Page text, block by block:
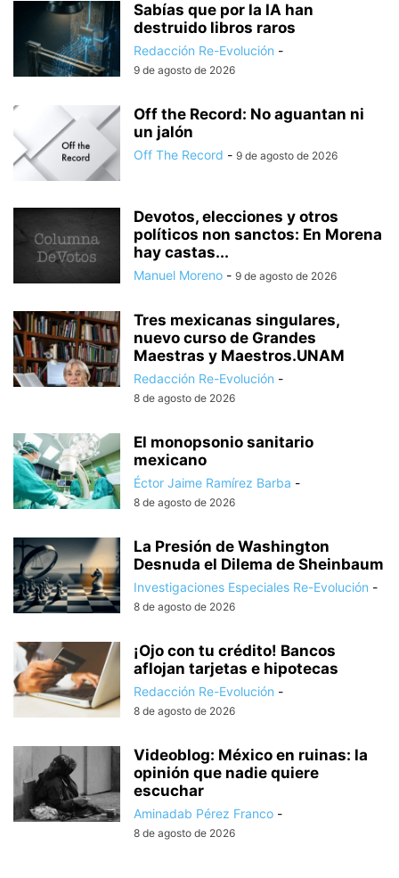
Sabías que por la IA han
destruido libros raros
Redacción Re-Evolución -
9 de agosto de 2026
Off the Record: No aguantan ni
un jalón
Off The Record - 9 de agosto de 2026
Devotos, elecciones y otros
políticos non sanctos: En Morena
hay castas...
Manuel Moreno - 9 de agosto de 2026
Tres mexicanas singulares,
nuevo curso de Grandes
Maestras y Maestros.UNAM
Redacción Re-Evolución -
8 de agosto de 2026
El monopsonio sanitario
mexicano
Éctor Jaime Ramírez Barba -
8 de agosto de 2026
La Presión de Washington
Desnuda el Dilema de Sheinbaum
Investigaciones Especiales Re-Evolución -
8 de agosto de 2026
¡Ojo con tu crédito! Bancos
aflojan tarjetas e hipotecas
Redacción Re-Evolución -
8 de agosto de 2026
Videoblog: México en ruinas: la
opinión que nadie quiere
escuchar
Aminadab Pérez Franco -
8 de agosto de 2026